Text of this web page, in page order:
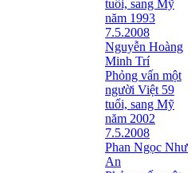
tuổi, sang Mỹ
năm 1993
7.5.2008
Nguyễn Hoàng
Minh Trí
Phỏng vấn một
người Việt 59
tuổi, sang Mỹ
năm 2002
7.5.2008
Phan Ngọc Như
An